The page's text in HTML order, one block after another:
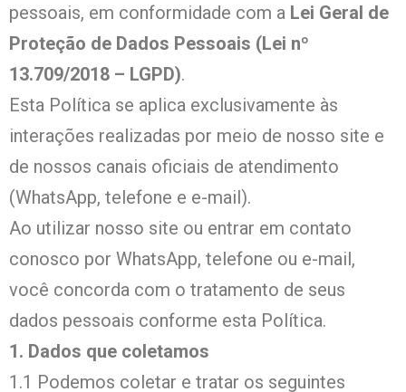
pessoais, em conformidade com a Lei Geral de
Proteção de Dados Pessoais (Lei nº
13.709/2018 – LGPD).
Esta Política se aplica exclusivamente às
interações realizadas por meio de nosso site e
de nossos canais oficiais de atendimento
(WhatsApp, telefone e e-mail).
Ao utilizar nosso site ou entrar em contato
conosco por WhatsApp, telefone ou e-mail,
você concorda com o tratamento de seus
dados pessoais conforme esta Política.
1. Dados que coletamos
1.1 Podemos coletar e tratar os seguintes